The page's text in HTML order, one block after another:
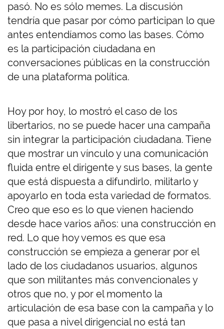
pasó. No es sólo memes. La discusión
tendría que pasar por cómo participan lo que
antes entendíamos como las bases. Cómo
es la participación ciudadana en
conversaciones públicas en la construcción
de una plataforma política.
Hoy por hoy, lo mostró el caso de los
libertarios, no se puede hacer una campaña
sin integrar la participación ciudadana. Tiene
que mostrar un vínculo y una comunicación
fluida entre el dirigente y sus bases, la gente
que está dispuesta a difundirlo, militarlo y
apoyarlo en toda esta variedad de formatos.
Creo que eso es lo que vienen haciendo
desde hace varios años: una construcción en
red. Lo que hoy vemos es que esa
construcción se empieza a generar por el
lado de los ciudadanos usuarios, algunos
que son militantes más convencionales y
otros que no, y por el momento la
articulación de esa base con la campaña y lo
que pasa a nivel dirigencial no está tan